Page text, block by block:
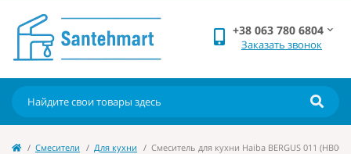
+38 063 780 6804
Заказать звонок
Cмесители Для кухни Смеситель для кухни Haiba BERGUS 011